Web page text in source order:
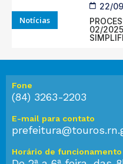
Notícias
22/
02/2025
Fone
(84) 3263-2203
E-mail para contato
Horário de funcionamento